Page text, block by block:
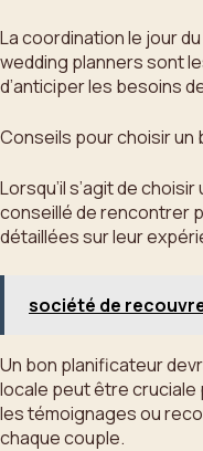
La coordination le jour
wedding planners sont
d’anticiper les besoins
Conseils pour choisir un
Lorsqu’il s’agit de
conseillé de rencontrer
détaillées sur leur
société de
Un bon planificateur
locale peut être cruciale
les témoignages ou
chaque couple.